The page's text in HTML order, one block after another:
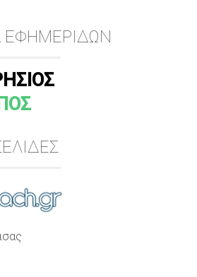
ΕΦΗΜΕΡΙΔΩΝ